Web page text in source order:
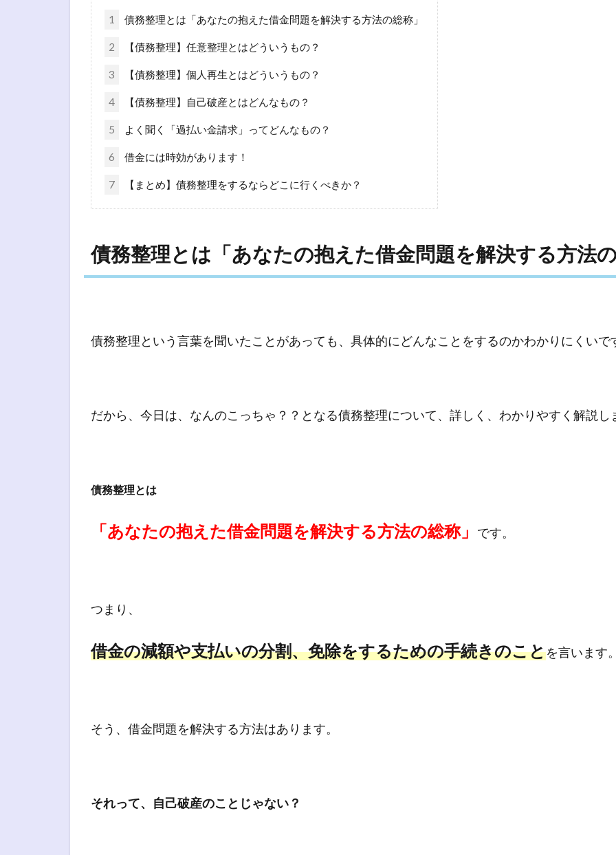
1 債務整理とは「あなたの抱えた借金問題を解決する方法の総称」
2 【債務整理】任意整理とはどういうもの？
3 【債務整理】個人再生とはどういうもの？
4 【債務整理】自己破産とはどんなもの？
5 よく聞く「過払い金請求」ってどんなもの？
6 借金には時効があります！
7 【まとめ】債務整理をするならどこに行くべきか？
債務整理とは「あなたの抱えた借金問題を解決する方法
債務整理という言葉を聞いたことがあっても、具体的にどんなことをするのかわかりにくいで
だから、今日は、なんのこっちゃ？？となる債務整理について、詳しく、わかりやすく解説し
債務整理とは
「あなたの抱えた借金問題を解決する方法の総称」 です。
つまり、
借金の減額や支払いの分割、免除をするための手続きのことを言います
そう、借金問題を解決する方法はあります。
それって、自己破産のことじゃない？